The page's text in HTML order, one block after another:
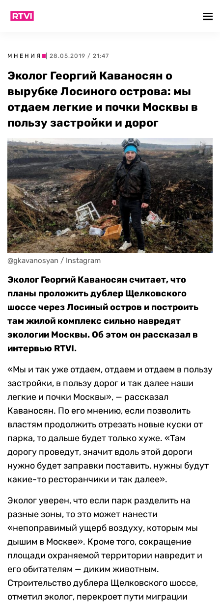
МНЕНИЯ | 28.05.2019 / 21:47
Эколог Георгий Каваносян о
вырубке Лосиного острова: мы
отдаем легкие и почки Москвы в
пользу застройки и дорог
@gkavanosyan / Instagram
Эколог Георгий Каваносян считает, что
планы проложить дублер Щелковского
шоссе через Лосиный остров и построить
там жилой комплекс сильно навредят
экологии Москвы. Об этом он рассказал в
интервью RTVI.
«Мы и так уже отдаем, отдаем и отдаем в пользу
застройки, в пользу дорог и так далее наши
легкие и почки Москвы», — рассказал
Каваносян. По его мнению, если позволить
властям продолжить отрезать новые куски от
парка, то дальше будет только хуже. «Там
дорогу проведут, значит вдоль этой дороги
нужно будет заправки поставить, нужны будут
какие-то ресторанчики и так далее».
Эколог уверен, что если парк разделить на
разные зоны, то это может нанести
«непоправимый ущерб воздуху, которым мы
дышим в Москве». Кроме того, сокращение
площади охраняемой территории навредит и
его обитателям — диким животным.
Строительство дублера Щелковского шоссе,
отметил эколог, перекроет пути миграции